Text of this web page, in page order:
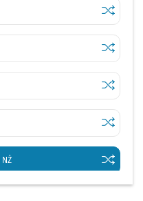
Sprawdź
Sprawdź
Sprawdź
Sprawdź
Księże
NŻPrzystanek na życzenie Sprawdź